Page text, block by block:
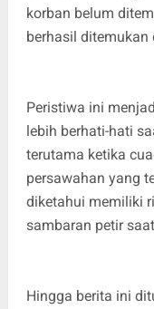
korban belum
berhasil ditemukan
Peristiwa ini
lebih berhati-hati
terutama ketika
persawahan yang
diketahui memiliki
sambaran petir
Hingga berita ini